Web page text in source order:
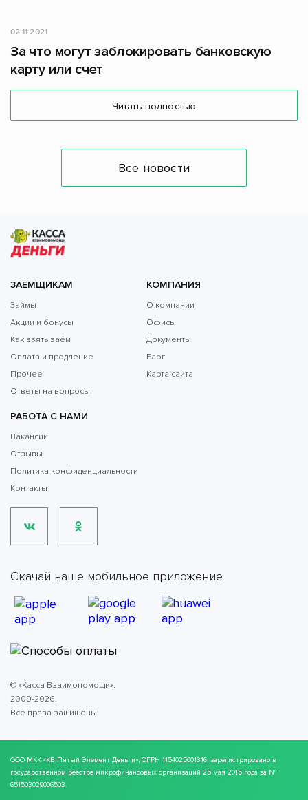
02.11.2021
За что могут заблокировать банковскую
карту или счет
Читать полностью
Все новости
ЗАЕМЩИКАМ
Займы
Акции и бонусы
Как взять заём
Оплата и продление
Прочее
Ответы на вопросы
КОМПАНИЯ
О компании
Офисы
Документы
Блог
Карта сайта
РАБОТА С НАМИ
Вакансии
Отзывы
Политика конфиденциальности
Контакты
Скачай наше мобильное приложение
© «Касса Взаимопомощи».
2009-2026.
Все права защищены.
ООО МКК «КВ Пятый Элемент Деньги», ОГРН 1154025001316, зарегистрировано в
государственном реестре микрофинансовых организаций 25 мая 2015 года за №
651503029006503.